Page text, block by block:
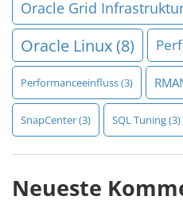
Oracle Grid
Oracle Linux(8)
Performanceeinfluss(3)
SnapCenter(3) SQL Tuning(3)
Neueste